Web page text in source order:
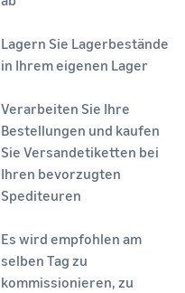
Lagern Sie Lagerbestände
in Ihrem eigenen Lager
Verarbeiten Sie Ihre
Bestellungen und kaufen
Sie Versandetiketten bei
Ihren bevorzugten
Spediteuren
Es wird empfohlen am
selben Tag zu
kommissionieren, zu